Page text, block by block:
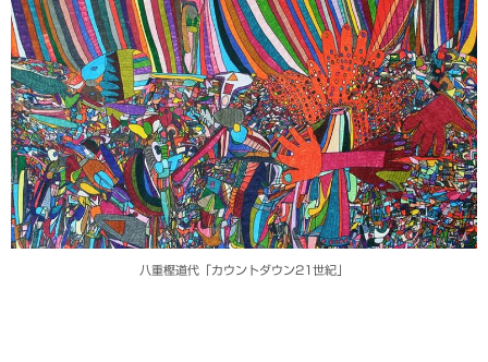
八重樫道代「カウントダウン21世紀」